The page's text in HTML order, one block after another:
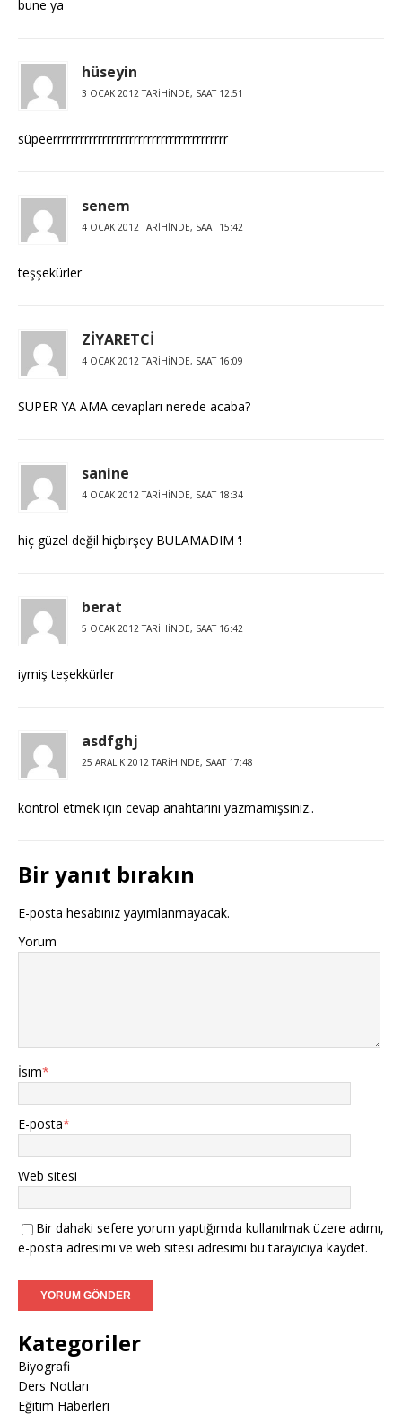
bune ya
hüseyin
3 OCAK 2012 TARIHINDE, SAAT 12:51
süpeerrrrrrrrrrrrrrrrrrrrrrrrrrrrrrrrrrrrrrr
senem
4 OCAK 2012 TARIHINDE, SAAT 15:42
teşşekürler
ZİYARETCİ
4 OCAK 2012 TARIHINDE, SAAT 16:09
SÜPER YA AMA cevapları nerede acaba?
sanine
4 OCAK 2012 TARIHINDE, SAAT 18:34
hiç güzel değil hiçbirşey BULAMADIM ‘!
berat
5 OCAK 2012 TARIHINDE, SAAT 16:42
iymiş teşekkürler
asdfghj
25 ARALIK 2012 TARIHINDE, SAAT 17:48
kontrol etmek için cevap anahtarını yazmamışsınız..
Bir yanıt bırakın
E-posta hesabınız yayımlanmayacak.
Yorum
İsim*
E-posta*
Web sitesi
Bir dahaki sefere yorum yaptığımda kullanılmak üzere adımı,
e-posta adresimi ve web sitesi adresimi bu tarayıcıya kaydet.
Kategoriler
Biyografi
Ders Notları
Eğitim Haberleri